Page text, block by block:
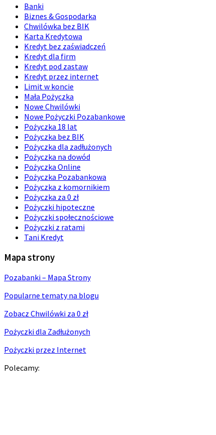
Banki
Biznes & Gospodarka
Chwilówka bez BIK
Karta Kredytowa
Kredyt bez zaświadczeń
Kredyt dla firm
Kredyt pod zastaw
Kredyt przez internet
Limit w koncie
Mała Pożyczka
Nowe Chwilówki
Nowe Pożyczki Pozabankowe
Pożyczka 18 lat
Pożyczka bez BIK
Pożyczka dla zadłużonych
Pożyczka na dowód
Pożyczka Online
Pożyczka Pozabankowa
Pożyczka z komornikiem
Pożyczka za 0 zł
Pożyczki hipoteczne
Pożyczki społecznościowe
Pożyczki z ratami
Tani Kredyt
Mapa strony
Pozabanki – Mapa Strony
Popularne tematy na blogu
Zobacz Chwilówki za 0 zł
Pożyczki dla Zadłużonych
Pożyczki przez Internet
Polecamy: